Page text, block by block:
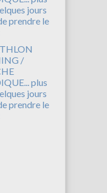
/
plus
jours
prendre le